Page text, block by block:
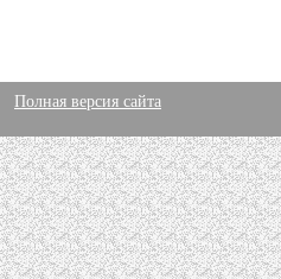
Полная версия сайта